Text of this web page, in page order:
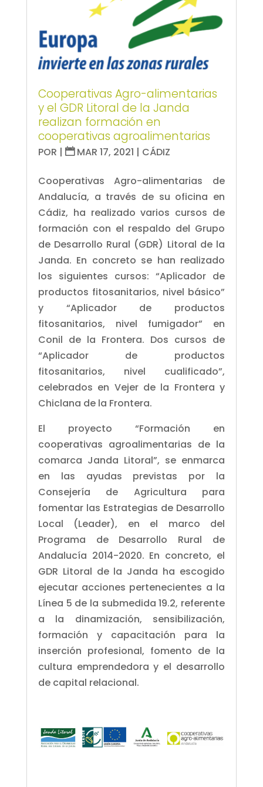
Cooperativas Agro-alimentarias
y el GDR Litoral de la Janda
realizan formación en
cooperativas agroalimentarias
POR | MAR 17, 2021 | CÁDIZ
Cooperativas Agro-alimentarias de
Andalucía, a través de su oficina en
Cádiz, ha realizado varios cursos de
formación con el respaldo del Grupo
de Desarrollo Rural (GDR) Litoral de la
Janda. En concreto se han realizado
los siguientes cursos: “Aplicador de
productos fitosanitarios, nivel básico”
y “Aplicador de productos
fitosanitarios, nivel fumigador” en
Conil de la Frontera. Dos cursos de
“Aplicador de productos
fitosanitarios, nivel cualificado”,
celebrados en Vejer de la Frontera y
Chiclana de la Frontera.
El proyecto “Formación en
cooperativas agroalimentarias de la
comarca Janda Litoral”, se enmarca
en las ayudas previstas por la
Consejería de Agricultura para
fomentar las Estrategias de Desarrollo
Local (Leader), en el marco del
Programa de Desarrollo Rural de
Andalucía 2014-2020. En concreto, el
GDR Litoral de la Janda ha escogido
ejecutar acciones pertenecientes a la
Línea 5 de la submedida 19.2, referente
a la dinamización, sensibilización,
formación y capacitación para la
inserción profesional, fomento de la
cultura emprendedora y el desarrollo
de capital relacional.